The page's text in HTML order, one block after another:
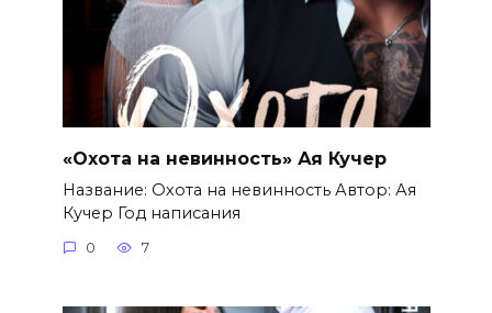
«Охота на невинность» Ая Кучер
Название: Охота на невинность Автор: Ая
Кучер Год написания
0 7